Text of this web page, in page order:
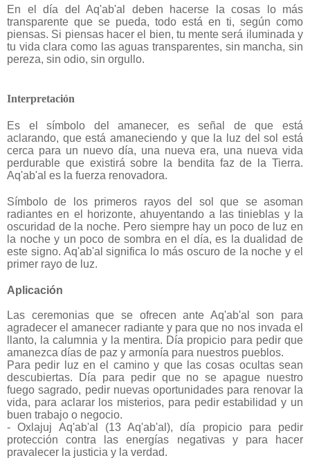
En el día del Aq'ab'al deben hacerse la cosas lo más
transparente que se pueda, todo está en ti, según como
piensas. Si piensas hacer el bien, tu mente será iluminada y
tu vida clara como las aguas transparentes, sin mancha, sin
pereza, sin odio, sin orgullo.
Interpretación
Es el símbolo del amanecer, es señal de que está
aclarando, que está amaneciendo y que la luz del sol está
cerca para un nuevo día, una nueva era, una nueva vida
perdurable que existirá sobre la bendita faz de la Tierra.
Aq'ab'al es la fuerza renovadora.
Símbolo de los primeros rayos del sol que se asoman
radiantes en el horizonte, ahuyentando a las tinieblas y la
oscuridad de la noche. Pero siempre hay un poco de luz en
la noche y un poco de sombra en el día, es la dualidad de
este signo. Aq'ab'al significa lo más oscuro de la noche y el
primer rayo de luz.
Aplicación
Las ceremonias que se ofrecen ante Aq'ab'al son para
agradecer el amanecer radiante y para que no nos invada el
llanto, la calumnia y la mentira. Día propicio para pedir que
amanezca días de paz y armonía para nuestros pueblos.
Para pedir luz en el camino y que las cosas ocultas sean
descubiertas. Día para pedir que no se apague nuestro
fuego sagrado, pedir nuevas oportunidades para renovar la
vida, para aclarar los misterios, para pedir estabilidad y un
buen trabajo o negocio.
- Oxlajuj Aq'ab'al (13 Aq'ab'al), día propicio para pedir
protección contra las energías negativas y para hacer
pravalecer la justicia y la verdad.